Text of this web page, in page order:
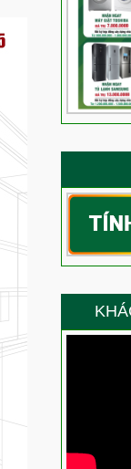
dành cho Việt
nhà phố dịch
năng lực thi
vui trọn vẹn của
quả lớn nhất
chất lượng thi
Thạnh nói gì
Quang Group
nói gì về chất
chữa trọn gói